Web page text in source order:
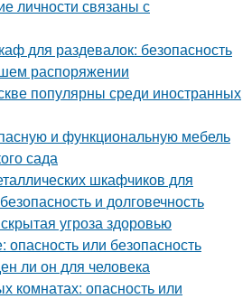
личности связаны с
для раздевалок: безопасность
распоряжении
популярны среди иностранных
и функциональную мебель
сада
шкафчиков для
и долговечность
угроза здоровью
или безопасность
ли он для человека
комнатах: опасность или